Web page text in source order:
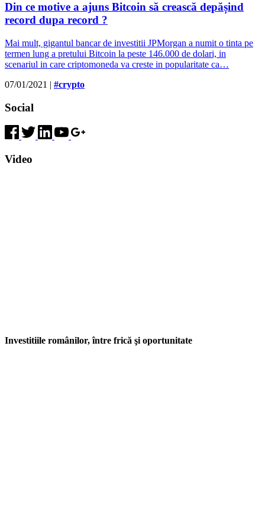
Din ce motive a ajuns Bitcoin să crească depășind
record dupa record ?
Mai mult, gigantul bancar de investitii JPMorgan a numit o tinta pe
termen lung a pretului Bitcoin la peste 146.000 de dolari, in
scenariul in care criptomoneda va creste in popularitate ca…
07/01/2021 | #crypto
Social
Video
Investitiile românilor, între frică şi oportunitate